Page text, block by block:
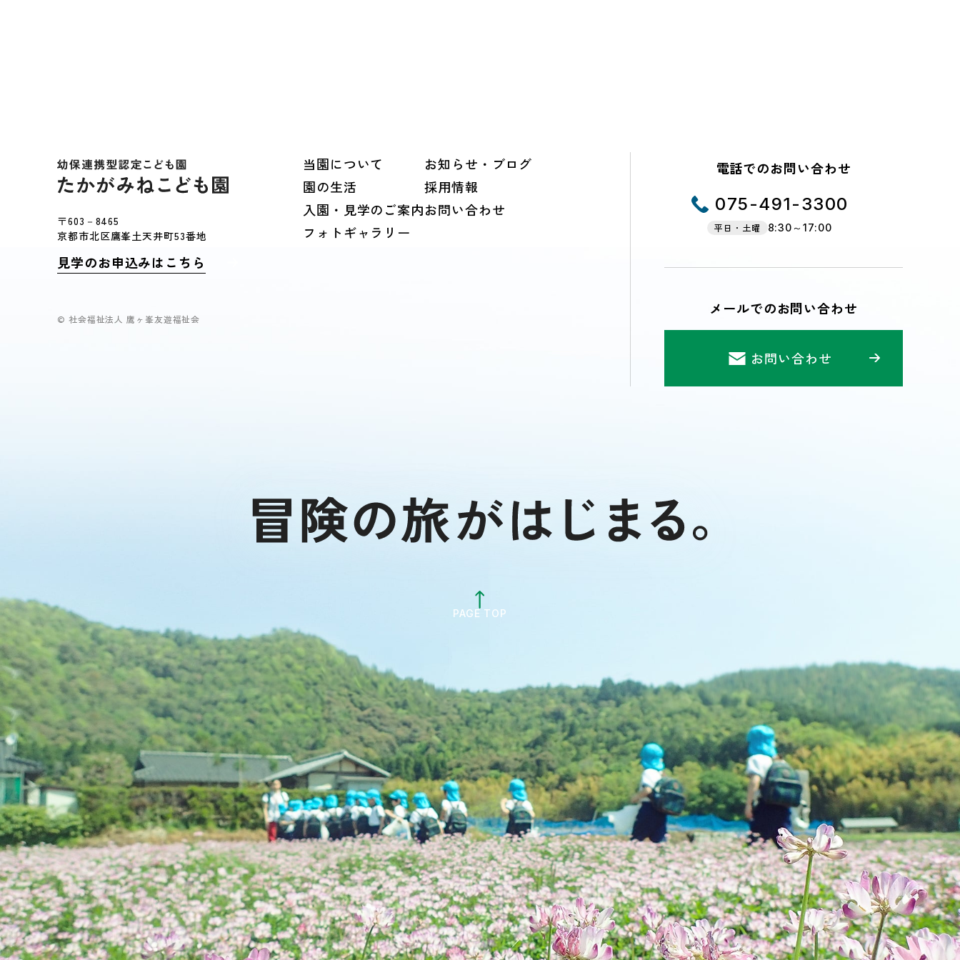
〒603－8465
京都市北区鷹峯土天井町53番地
見学のお申込みはこちら
当園について
園の生活
入園・見学のご案内
フォトギャラリー
お知らせ・ブログ
採用情報
お問い合わせ
電話でのお問い合わせ
075-491-3300
平日・土曜 8:30～17:00
メールでのお問い合わせ
お問い合わせ
© 社会福祉法人 鷹ヶ峯友遊福祉会
PAGE TOP